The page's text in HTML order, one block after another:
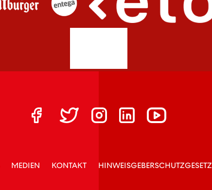
MEDIEN KONTAKT HINWEISGEBERSCHUTZGESETZ